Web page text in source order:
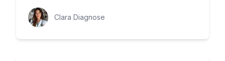
kleinen Räume tun und warum sie manc...
Clara Diagnose